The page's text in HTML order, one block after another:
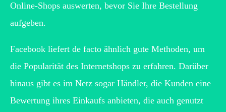
Online-Shops auswerten, bevor Sie Ihre Bestellung
aufgeben.
Facebook liefert de facto ähnlich gute Methoden, um
die Popularität des Internetshops zu erfahren. Darüber
hinaus gibt es im Netz sogar Händler, die Kunden eine
Bewertung ihres Einkaufs anbieten, die auch genutzt